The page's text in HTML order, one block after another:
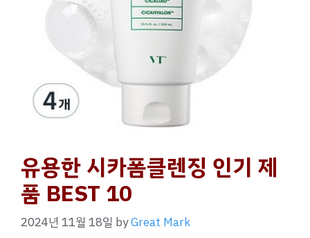
유용한 시카폼클렌징 인기 제
품 BEST 10
2024년 11월 18일 byGreat Mark